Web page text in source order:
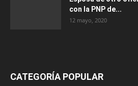
con la PNP de...
12 mayo, 2020
CATEGORÍA POPULAR